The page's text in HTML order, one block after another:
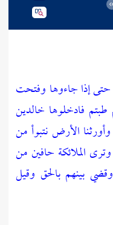
حتى إذا جاءوها وفتحت
طبتم فادخلوها خالدين
الأرض نتبوأ من
وترى الملائكة حافين من
بينهم بالحق وقيل